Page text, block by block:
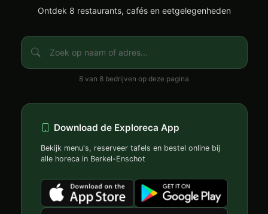
Ontdek 8 restaurants, cafés en eetgelegenheden
8 van 8 bedrijven op deze pagina
Download de Exploreca App
Bekijk menu's, reserveer tafels en bestel online bij
alle horeca in Berkel-Enschot